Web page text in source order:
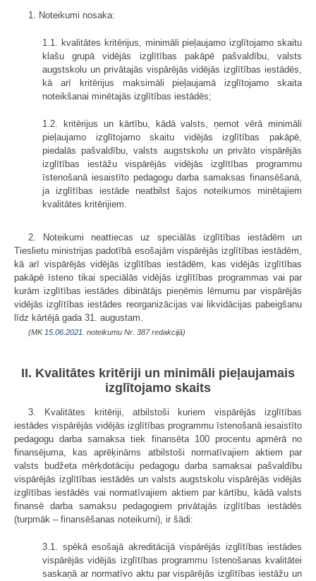
1. Noteikumi nosaka:
1.1. kvalitātes kritērijus, minimāli pieļaujamo izglītojamo skaitu
klašu grupā vidējās izglītības pakāpē pašvaldību, valsts
augstskolu un privātajās vispārējās vidējās izglītības iestādēs,
kā arī kritērijus maksimāli pieļaujamā izglītojamo skaita
noteikšanai minētajās izglītības iestādēs;
1.2. kritērijus un kārtību, kādā valsts, ņemot vērā minimāli
pieļaujamo izglītojamo skaitu vidējās izglītības pakāpē,
piedalās pašvaldību, valsts augstskolu un privāto vispārējās
izglītības iestāžu vispārējās vidējās izglītības programmu
īstenošanā iesaistīto pedagogu darba samaksas finansēšanā,
ja izglītības iestāde neatbilst šajos noteikumos minētajiem
kvalitātes kritērijiem.
2. Noteikumi neattiecas uz speciālās izglītības iestādēm un
Tieslietu ministrijas padotībā esošajām vispārējās izglītības iestādēm,
kā arī vispārējās vidējās izglītības iestādēm, kas vidējās izglītības
pakāpē īsteno tikai speciālās vidējās izglītības programmas vai par
kurām izglītības iestādes dibinātājs pieņēmis lēmumu par vispārējās
vidējās izglītības iestādes reorganizācijas vai likvidācijas pabeigšanu
līdz kārtējā gada 31. augustam.
(MK 15.06.2021. noteikumu Nr. 387 redakcijā)
II. Kvalitātes kritēriji un minimāli pieļaujamais
izglītojamo skaits
3. Kvalitātes kritēriji, atbilstoši kuriem vispārējās izglītības
iestādes vispārējās vidējās izglītības programmu īstenošanā iesaistīto
pedagogu darba samaksa tiek finansēta 100 procentu apmērā no
finansējuma, kas aprēķināms atbilstoši normatīvajiem aktiem par
valsts budžeta mērķdotāciju pedagogu darba samaksai pašvaldību
vispārējās izglītības iestādēs un valsts augstskolu vispārējās vidējās
izglītības iestādēs vai normatīvajiem aktiem par kārtību, kādā valsts
finansē darba samaksu pedagogiem privātajās izglītības iestādēs
(turpmāk – finansēšanas noteikumi), ir šādi:
3.1. spēkā esošajā akreditācijā vispārējās izglītības iestādes
vispārējās vidējās izglītības programmu īstenošanas kvalitātei
saskaņā ar normatīvo aktu par vispārējās izglītības iestāžu un